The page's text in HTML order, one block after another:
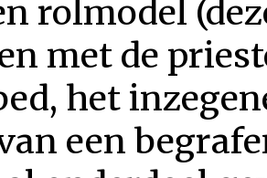
rolmodel
met de
het
een